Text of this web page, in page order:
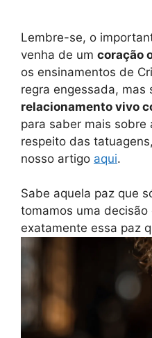
Lembre-se, o
venha de um coração
os ensinamentos de
regra engessada, mas
relacionamento vivo
para saber mais sobre
respeito das
nosso artigo aqui.
Sabe aquela paz que
tomamos uma decisão
exatamente essa paz